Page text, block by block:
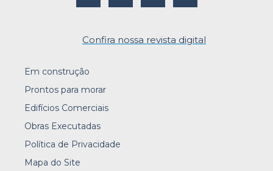
Confira nossa revista digital
Em construção
Prontos para morar
Edifícios Comerciais
Obras Executadas
Política de Privacidade
Mapa do Site